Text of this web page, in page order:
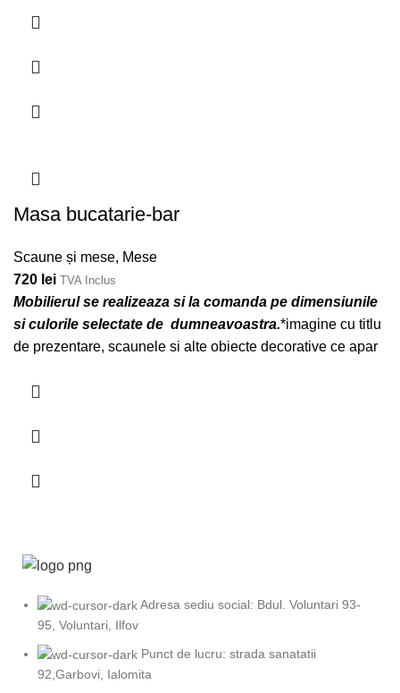
Masa bucatarie-bar
Scaune și mese, Mese
720 lei TVA Inclus
Mobilierul se realizeaza si la comanda pe dimensiunile
si culorile selectate de dumneavoastra.*imagine cu titlu
de prezentare, scaunele si alte obiecte decorative ce apar
Adresa sediu social: Bdul. Voluntari 93-
95, Voluntari, Ilfov
Punct de lucru: strada sanatatii
92,Garbovi, Ialomita